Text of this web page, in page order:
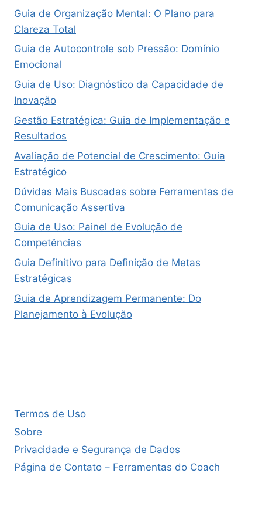
Guia de Organização Mental: O Plano para
Clareza Total
Guia de Autocontrole sob Pressão: Domínio
Emocional
Guia de Uso: Diagnóstico da Capacidade de
Inovação
Gestão Estratégica: Guia de Implementação e
Resultados
Avaliação de Potencial de Crescimento: Guia
Estratégico
Dúvidas Mais Buscadas sobre Ferramentas de
Comunicação Assertiva
Guia de Uso: Painel de Evolução de
Competências
Guia Definitivo para Definição de Metas
Estratégicas
Guia de Aprendizagem Permanente: Do
Planejamento à Evolução
Termos de Uso
Sobre
Privacidade e Segurança de Dados
Página de Contato – Ferramentas do Coach